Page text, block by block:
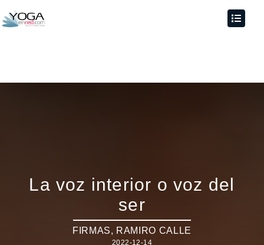
La voz interior o voz del
ser
FIRMAS, RAMIRO CALLE
2022-12-14